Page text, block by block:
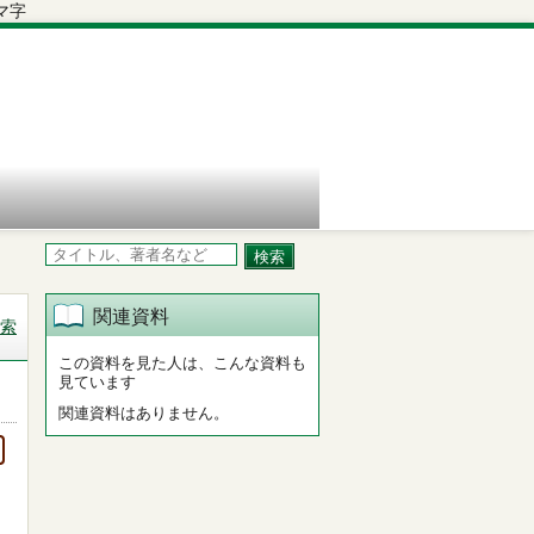
関連資料
この資料を見た人は、こんな資料も
見ています
関連資料はありません。